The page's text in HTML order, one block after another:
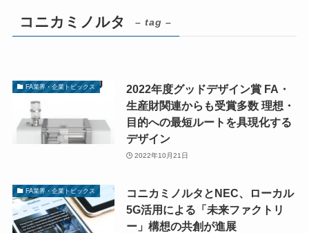
コニカミノルタ – tag –
FA業界・企業トピックス
2022年度グッドデザイン賞 FA・
生産財関連からも受賞多数 理想・
目的への最短ルートを具現化する
デザイン
2022年10月21日
FA業界・企業トピックス
コニカミノルタとNEC、ローカル
5G活用による「未来ファクトリ
ー」構想の共創が進展